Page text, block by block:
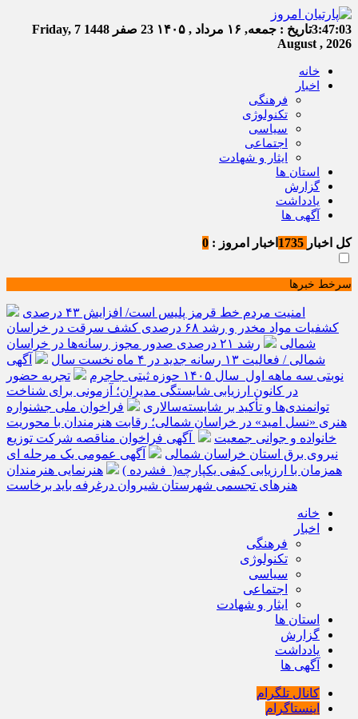
3:47:03تاریخ : جمعه, ۱۶ مرداد , ۱۴۰۵ 23 صفر 1448
Friday, 7
August , 2026
خانه
اخبار
فرهنگی
تکنولوژی
سیاسی
اجتماعی
ایثار و شهادت
استان ها
گزارش
یادداشت
آگهی ها
کل اخبار اخبار امروز : 0
سرخط خبرها
امنیت مردم خط قرمز پلیس است/ افزایش ۴۳ درصدی
کشفیات مواد مخدر و رشد ۶۸ درصدی کشف سرقت در خراسان
شمالی
رشد ۲۱ درصدی صدور مجوز رسانه‌ها در خراسان
شمالی / فعالیت ۱۳ رسانه جدید در ۴ ماه نخست سال
آگهی
نوبتی سه ماهه اول سال ۱۴۰۵ حوزه ثبتی جاجرم
تجربه حضور
در کانون ارزیابی شایستگی مدیران؛ آزمونی برای شناخت
توانمندی‌ها و تأکید بر شایسته‌سالاری
فراخوان ملی جشنواره
هنری «نسل امید» در خراسان شمالی؛ رقابت هنرمندان با محوریت
خانواده و جوانی جمعیت
آگهی فراخوان مناقصه شرکت توزیع
نیروی برق استان خراسان شمالی
آگهی عمومی یک مرحله ای
همزمان با ارزیابی کیفی یکپارچه( فشرده )
هنرنمایی هنرمندان
هنرهای تجسمی شهرستان شیروان درغرفه باید برخاست
خانه
اخبار
فرهنگی
تکنولوژی
سیاسی
اجتماعی
ایثار و شهادت
استان ها
گزارش
یادداشت
آگهی ها
کانال تلگرام
اینستاگرام